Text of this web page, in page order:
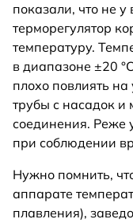
показали, что не
терморегулятор
температуру.
в диапазоне ±20
плохо повлиять
трубы с насадок и
соединения. Реже
при соблюдении
Нужно помнить,
аппарате
плавления),